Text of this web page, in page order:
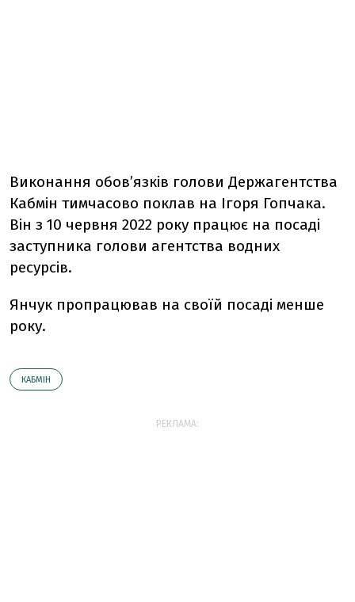
Виконання обов’язків голови Держагентства
Кабмін тимчасово поклав на Ігоря Гопчака.
Він з 10 червня 2022 року працює на посаді
заступника голови агентства водних
ресурсів.
Янчук пропрацював на своїй посаді менше
року.
КАБМІН
РЕКЛАМА: